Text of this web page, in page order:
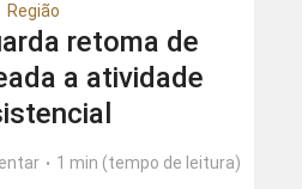
Região
retoma de
a atividade
1 min (tempo de leitura)